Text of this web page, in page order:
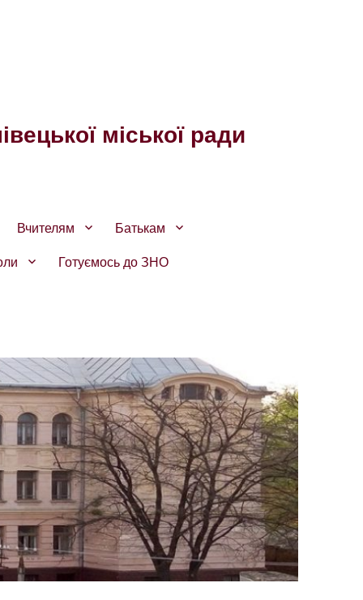
міської ради
Вчителям
Батькам
Готуємось до ЗНО